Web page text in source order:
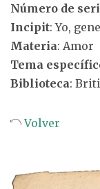
Número de
Incipit: Yo,
Materia: Amor
Tema
Biblioteca:
Volver